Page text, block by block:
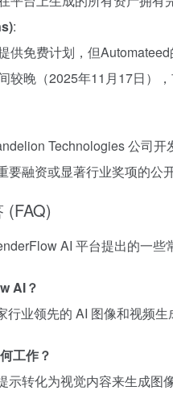
:
供免费计划，但
较晚（2025年11月17日）
Technologies 公司
要融资或显著行业奖项的公
(FAQ)
AI 平台提出的一些
AI？
行业领先的 AI 图像和视频
工作？
示转化为视觉内容来生成